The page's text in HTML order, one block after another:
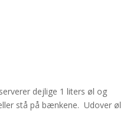
dejlige 1 liters øl og
stå på bænkene.​ Udover øl